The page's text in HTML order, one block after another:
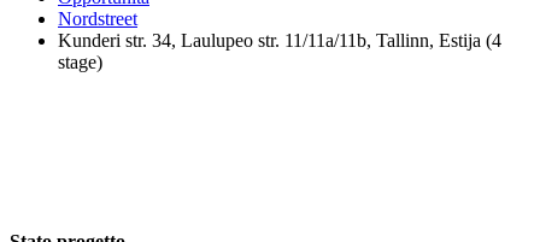
Nordstreet
Kunderi str. 34, Laulupeo str. 11/11a/11b, Tallinn, Estija (4
stage)